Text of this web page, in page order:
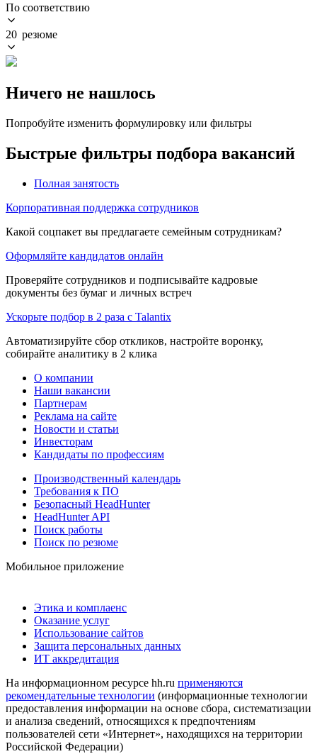
По соответствию
20 резюме
Ничего не нашлось
Попробуйте изменить формулировку или фильтры
Быстрые фильтры подбора вакансий
Полная занятость
Корпоративная поддержка сотрудников
Какой соцпакет вы предлагаете семейным сотрудникам?
Оформляйте кандидатов онлайн
Проверяйте сотрудников и подписывайте кадровые
документы без бумаг и личных встреч
Ускорьте подбор в 2 раза с Talantix
Автоматизируйте сбор откликов, настройте воронку,
собирайте аналитику в 2 клика
О компании
Наши вакансии
Партнерам
Реклама на сайте
Новости и статьи
Инвесторам
Кандидаты по профессиям
Производственный календарь
Требования к ПО
Безопасный HeadHunter
HeadHunter API
Поиск работы
Поиск по резюме
Мобильное приложение
Этика и комплаенс
Оказание услуг
Использование сайтов
Защита персональных данных
ИТ аккредитация
На информационном ресурсе hh.ru применяются
рекомендательные технологии (информационные технологии
предоставления информации на основе сбора, систематизации
и анализа сведений, относящихся к предпочтениям
пользователей сети «Интернет», находящихся на территории
Российской Федерации)